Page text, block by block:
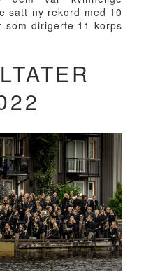
satt ny rekord med 10
som dirigerte 11 korps